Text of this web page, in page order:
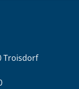
Troisdorf